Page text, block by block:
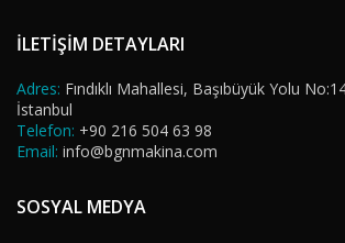
İLETİŞİM DETAYLARI
Adres: Fındıklı Mahallesi, Başıbüyük Yolu
İstanbul
Telefon: +90 216 504 63 98
Email: info@bgnmakina.com
SOSYAL MEDYA